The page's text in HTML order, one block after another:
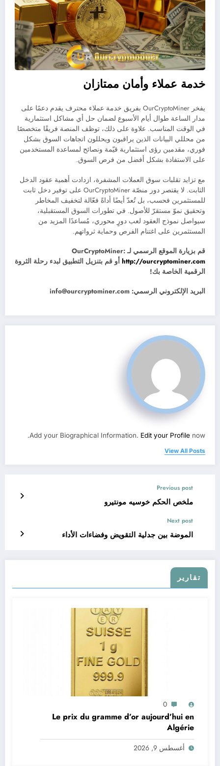
خدمة عملاء وأمان ممتازان
يفخر OurCryptoMiner بفريق خدمة عملاء محترف يقدم دعمًا على
مدار الساعة طوال أيام الأسبوع لضمان حل أي مشاكل استثمارية
في الوقت المناسب. علاوة على ذلك، توظف المنصة فريقًا متخصصًا
من محللي البيانات الذين يراقبون ويحللون اتجاهات السوق بشكل
فوري، مقدمين رؤى استثمارية قيّمة ونصائح لمساعدة المستخدمين
على الاستفادة بشكل أفضل من فرص السوق.
مع تزايد تقلبات سوق العملات المشفرة، ازدادت أهمية عقود الدخل
الثابت. لا يقتصر دور منصّة OurCryptoMiner على توفير دخل ثابت
للمستثمرين فحسب، بل تُعدّ أيضًا أداةً فعّالة لتخفيف المخاطر
وتحقيق نموّ مستقرّ للأصول. في تطورات السوق المستقبلية،
سيواصل نموذج العقود لعب دورٍ محوري، مُساعدًا المزيد من
المستثمرين على اغتنام الفرص وحماية ثرواتهم.
قم بزيارة الموقع الرسمي لـ OurCryptoMiner:
http://ourcryptominer.com أو قم بتنزيل التطبيق لبدء رحلة الثروة
الرقمية الخاصة بك!
البريد الإلكتروني الرسمي: info@ourcryptominer.com
Add your Biographical Information. Edit your Profile now.
View All Posts
Previous post
ملخص الحكم خوسيه مونتيرو
Next post
الموضة بين جدلية التقويض وفضاءات الأداء
تقارير
0
Le prix du gramme d’or aujourd’hui en
Algérie
أغسطس 9, 2026